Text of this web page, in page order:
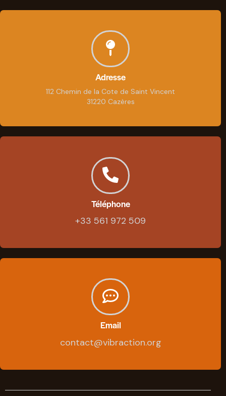
Adresse
112 Chemin de la Cote de Saint Vincent
31220 Cazères
Téléphone
+33 561 972 509
Email
contact@vibraction.org